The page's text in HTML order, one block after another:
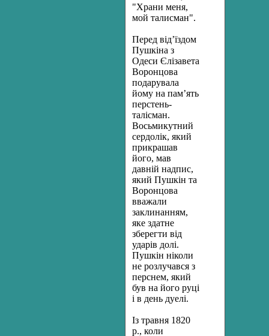
"Храни меня,
мой талисман".
Перед від’їздом
Пушкіна з
Одеси Єлізавета
Воронцова
подарувала
йому на пам’ять
перстень-
талісман.
Восьмикутний
сердолік, який
прикрашав
його, мав
давній надпис,
який Пушкін та
Воронцова
вважали
заклинанням,
яке здатне
зберегти від
ударів долі.
Пушкін ніколи
не розлучався з
перснем, який
був на його руці
і в день дуелі.
Із травня 1820
р., коли